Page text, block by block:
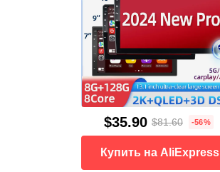
$35.90 $81.60 -56%
Купить на AliExpress